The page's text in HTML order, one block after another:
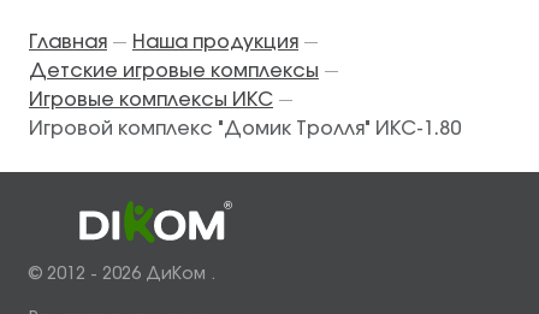
Главная — Наша продукция —
Детские игровые комплексы —
Игровые комплексы ИКС —
Игровой комплекс "Домик Тролля" ИКС-1.80
© 2012 - 2026 ДиКом .